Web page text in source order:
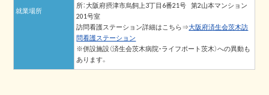
就業場所
所：大阪府摂津市烏飼上3丁目6番21号 第2山本マンション
201号室
訪問看護ステーション詳細はこちら⇒大阪府済生会茨木訪
問看護ステーション
※併設施設（済生会茨木病院・ライフポート茨木）への異動も
あります。